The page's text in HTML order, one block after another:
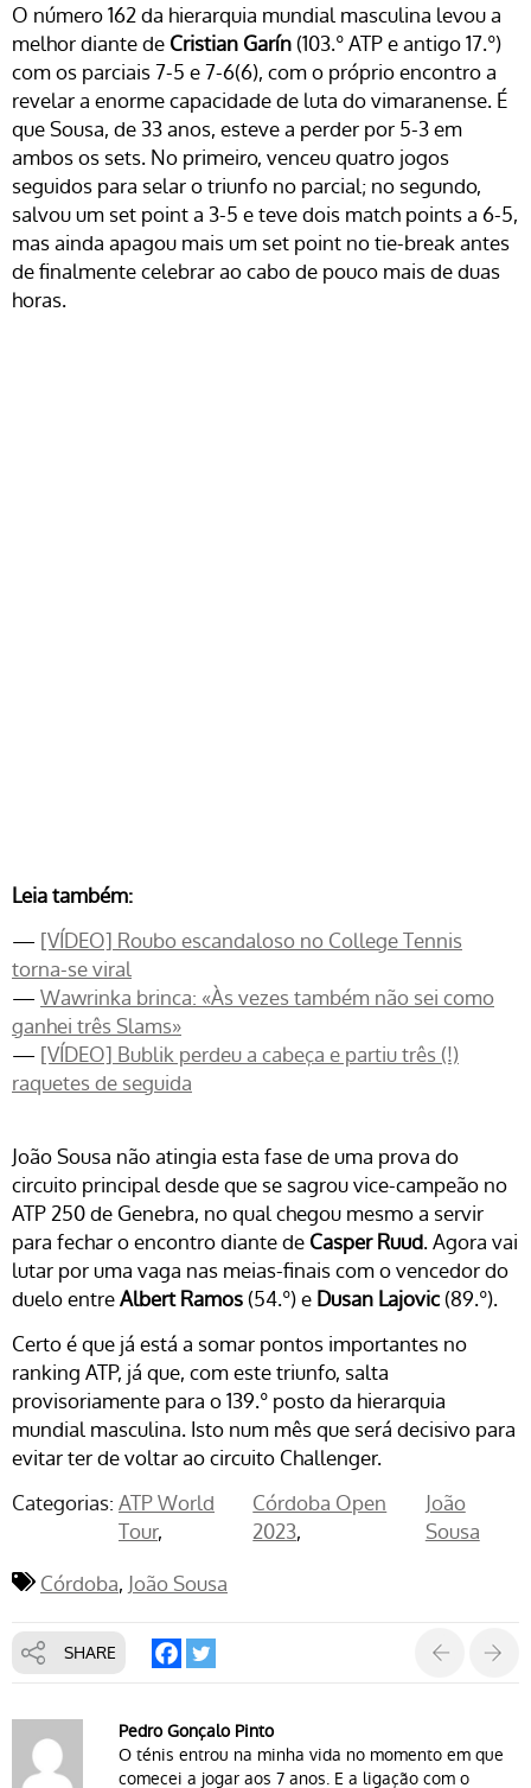
O número 162 da hierarquia mundial masculina levou a
melhor diante de Cristian Garín(103.º ATP e antigo 17.º)
com os parciais 7-5 e 7-6(6), com o próprio encontro a
revelar a enorme capacidade de luta do vimaranense. É
que Sousa, de 33 anos, esteve a perder por 5-3 em
ambos os sets. No primeiro, venceu quatro jogos
seguidos para selar o triunfo no parcial; no segundo,
salvou um set point a 3-5 e teve dois match points a 6-5,
mas ainda apagou mais um set point no tie-break antes
de finalmente celebrar ao cabo de pouco mais de duas
horas.
Leia também:
— [VÍDEO] Roubo escandaloso no College Tennis
torna-se viral
— Wawrinka brinca: «Às vezes também não sei como
ganhei três Slams»
— [VÍDEO] Bublik perdeu a cabeça e partiu três (!)
raquetes de seguida
João Sousa não atingia esta fase de uma prova do
circuito principal desde que se sagrou vice-campeão no
ATP 250 de Genebra, no qual chegou mesmo a servir
para fechar o encontro diante de Casper Ruud. Agora vai
lutar por uma vaga nas meias-finais com o vencedor do
duelo entreAlbert Ramos(54.º) e Dusan Lajovic(89.º).
Certo é que já está a somar pontos importantes no
ranking ATP, já que, com este triunfo, salta
provisoriamente para o 139.º posto da hierarquia
mundial masculina. Isto num mês que será decisivo para
evitar ter de voltar ao circuito Challenger.
Categorias: ATP World
Tour
Córdoba Open
2023
João
Sousa
Córdoba João Sousa
SHARE
Pedro Gonçalo Pinto
O ténis entrou na minha vida no momento em que
comecei a jogar aos 7 anos. E a ligação com o